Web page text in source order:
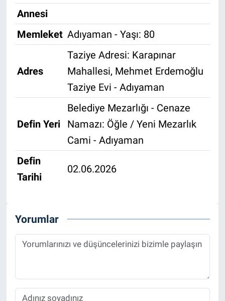
Annesi
Memleket Adıyaman - Yaşı: 80
Adres
Taziye Adresi: Karapınar
Mahallesi, Mehmet Erdemoğlu
Taziye Evi - Adıyaman
Defin Yeri
Belediye Mezarlığı - Cenaze
Namazı: Öğle / Yeni Mezarlık
Cami - Adıyaman
Defin
Tarihi
02.06.2026
Yorumlar
Ekonomi
Yaşam
BİLİM VE TEKNOLOJİ
Şambayat Haber